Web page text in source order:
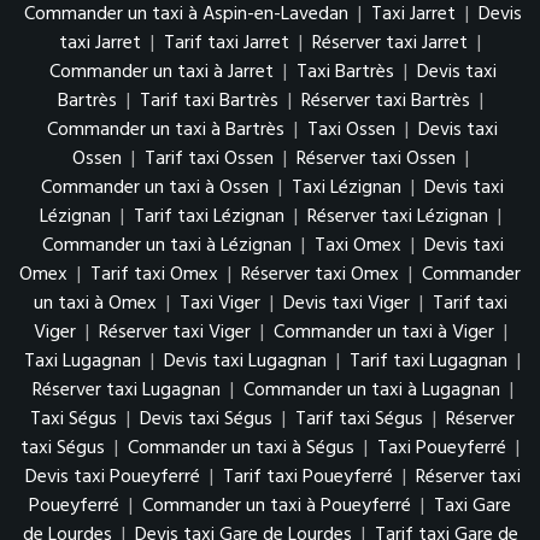
Commander un taxi à Aspin-en-Lavedan | Taxi Jarret | Devis
taxi Jarret | Tarif taxi Jarret | Réserver taxi Jarret |
Commander un taxi à Jarret | Taxi Bartrès | Devis taxi
Bartrès | Tarif taxi Bartrès | Réserver taxi Bartrès |
Commander un taxi à Bartrès | Taxi Ossen | Devis taxi
Ossen | Tarif taxi Ossen | Réserver taxi Ossen |
Commander un taxi à Ossen | Taxi Lézignan | Devis taxi
Lézignan | Tarif taxi Lézignan | Réserver taxi Lézignan |
Commander un taxi à Lézignan | Taxi Omex | Devis taxi
Omex | Tarif taxi Omex | Réserver taxi Omex | Commander
un taxi à Omex | Taxi Viger | Devis taxi Viger | Tarif taxi
Viger | Réserver taxi Viger | Commander un taxi à Viger |
Taxi Lugagnan | Devis taxi Lugagnan | Tarif taxi Lugagnan |
Réserver taxi Lugagnan | Commander un taxi à Lugagnan |
Taxi Ségus | Devis taxi Ségus | Tarif taxi Ségus | Réserver
taxi Ségus | Commander un taxi à Ségus | Taxi Poueyferré |
Devis taxi Poueyferré | Tarif taxi Poueyferré | Réserver taxi
Poueyferré | Commander un taxi à Poueyferré | Taxi Gare